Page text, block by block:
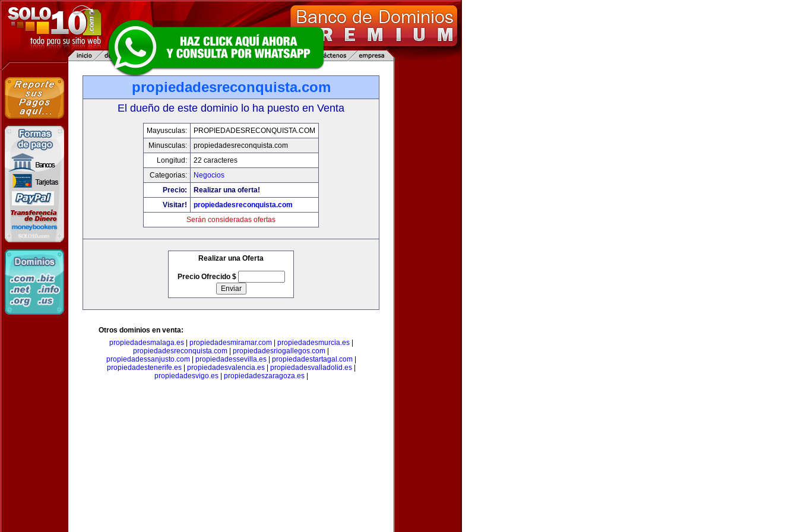
propiedadesreconquista.com
El dueño de este dominio lo ha puesto en Venta
Mayusculas:
PROPIEDADESRECONQUISTA.COM
Minusculas:
propiedadesreconquista.com
Longitud:
22 caracteres
Categorias:
Negocios
Precio:
Realizar una oferta!
Visitar!
propiedadesreconquista.com
Serán consideradas ofertas
Realizar una Oferta
Precio Ofrecido $
Otros dominios en venta:
propiedadesmalaga.es| propiedadesmiramar.com| propiedadesmurcia.es|
propiedadesreconquista.com
propiedadesriogallegos.com
propiedadessanjusto.com| propiedadessevilla.es| propiedadestartagal.com|
propiedadestenerife.es| propiedadesvalencia.es| propiedadesvalladolid.es|
propiedadesvigo.es| propiedadeszaragoza.es|